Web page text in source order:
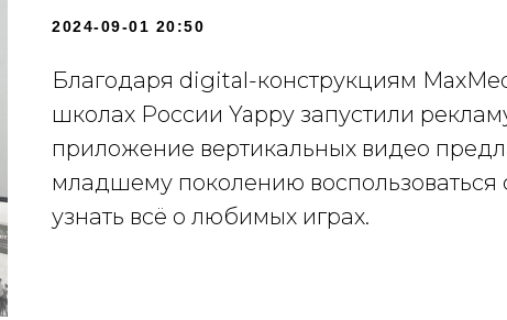
2024-09-01 20:50
Благодаря digital-конструкциям
школах России Yappy запустили
приложение вертикальных видео
младшему поколению воспользоваться
узнать всё о любимых играх.